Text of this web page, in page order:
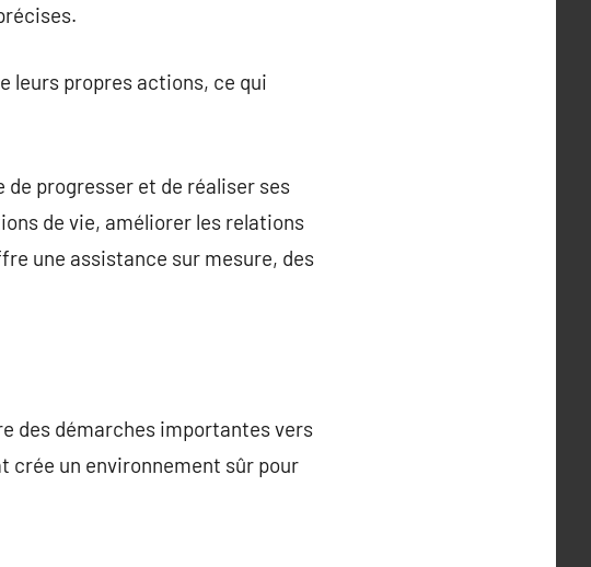
leurs propres actions, ce qui
progresser et de réaliser ses
de vie, améliorer les relations
une assistance sur mesure, des
des démarches importantes vers
crée un environnement sûr pour